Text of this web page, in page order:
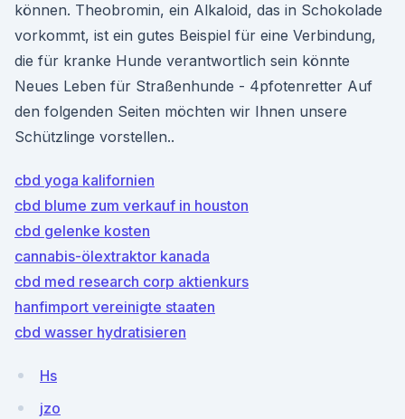
können. Theobromin, ein Alkaloid, das in Schokolade
vorkommt, ist ein gutes Beispiel für eine Verbindung,
die für kranke Hunde verantwortlich sein könnte
Neues Leben für Straßenhunde - 4pfotenretter Auf
den folgenden Seiten möchten wir Ihnen unsere
Schützlinge vorstellen..
cbd yoga kalifornien
cbd blume zum verkauf in houston
cbd gelenke kosten
cannabis-ölextraktor kanada
cbd med research corp aktienkurs
hanfimport vereinigte staaten
cbd wasser hydratisieren
Hs
jzo